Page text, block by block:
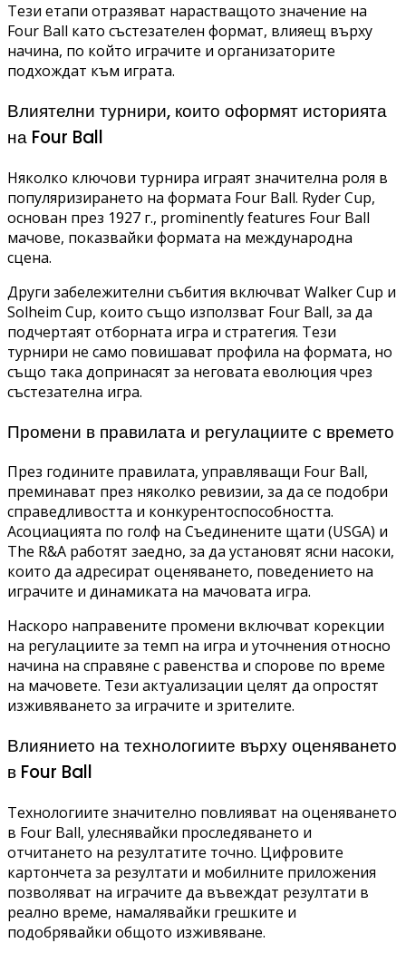
Тези етапи отразяват нарастващото значение на
Four Ball като състезателен формат, влияещ върху
начина, по който играчите и организаторите
подхождат към играта.
Влиятелни турнири, които оформят историята
на Four Ball
Няколко ключови турнира играят значителна роля в
популяризирането на формата Four Ball. Ryder Cup,
основан през 1927 г., prominently features Four Ball
мачове, показвайки формата на международна
сцена.
Други забележителни събития включват Walker Cup и
Solheim Cup, които също използват Four Ball, за да
подчертаят отборната игра и стратегия. Тези
турнири не само повишават профила на формата, но
също така допринасят за неговата еволюция чрез
състезателна игра.
Промени в правилата и регулациите с времето
През годините правилата, управляващи Four Ball,
преминават през няколко ревизии, за да се подобри
справедливостта и конкурентоспособността.
Асоциацията по голф на Съединените щати (USGA) и
The R&A работят заедно, за да установят ясни насоки,
които да адресират оценяването, поведението на
играчите и динамиката на мачовата игра.
Наскоро направените промени включват корекции
на регулациите за темп на игра и уточнения относно
начина на справяне с равенства и спорове по време
на мачовете. Тези актуализации целят да опростят
изживяването за играчите и зрителите.
Влиянието на технологиите върху оценяването
в Four Ball
Технологиите значително повлияват на оценяването
в Four Ball, улеснявайки проследяването и
отчитането на резултатите точно. Цифровите
картончета за резултати и мобилните приложения
позволяват на играчите да въвеждат резултати в
реално време, намалявайки грешките и
подобрявайки общото изживяване.